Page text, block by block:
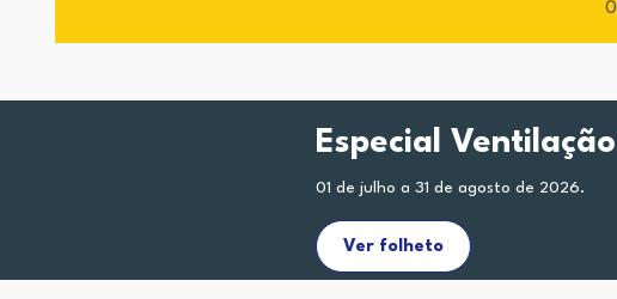
Especial
01 de julho a 31 de agosto de 2026.
Ver folheto